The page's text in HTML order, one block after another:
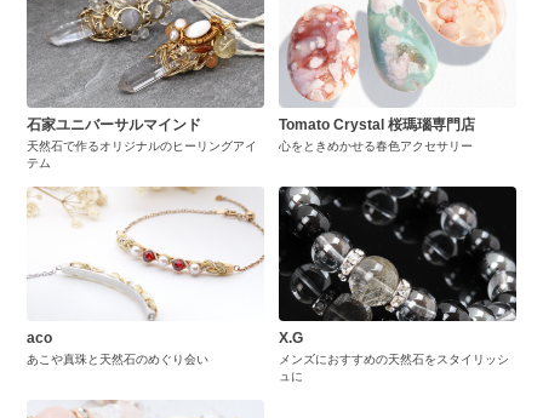
石家ユニバーサルマインド
天然石で作るオリジナルのヒーリングアイ
テム
Tomato Crystal 桜瑪瑙専門店
心をときめかせる春色アクセサリー
aco
あこや真珠と天然石のめぐり会い
X.G
メンズにおすすめの天然石をスタイリッシ
ュに